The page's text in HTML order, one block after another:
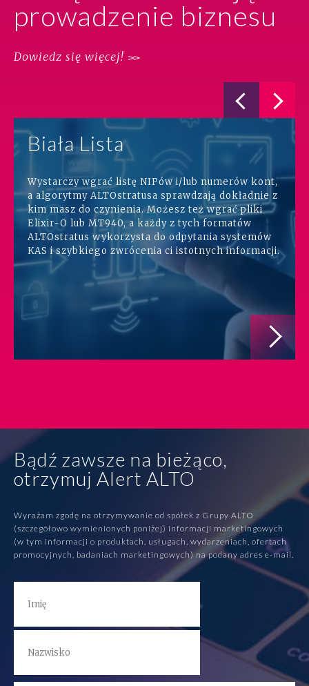
prowadzenie biznesu
Dowiedz się więcej!
Biała Lista
Wystarczy wgrać listę NIPów i/lub numerów kont,
a algorytmy ALTOstratusa sprawdzają dokładnie z
kim masz do czynienia. Możesz też wgrać pliki
Elixir-O lub MT940, a każdy z tych formatów
ALTOstratus wykorzysta do odpytania systemów
KAS i szybkiego zwrócenia ci istotnych informacji.
Bądź zawsze na bieżąco,
otrzymuj Alert ALTO
Wyrażam zgodę na otrzymywanie od spółek z Grupy ALTO
(szczegółowo wymienionych poniżej) informacji marketingowych
(w tym informacji o produktach, usługach, wydarzeniach, ofertach
promocyjnych, badaniach marketingowych) na podany adres e-mail.